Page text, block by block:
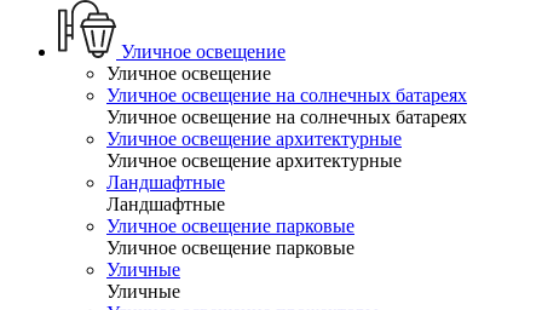
Уличное освещение
Уличное освещение
Уличное освещение на солнечных батареях
Уличное освещение на солнечных батареях
Уличное освещение архитектурные
Уличное освещение архитектурные
Ландшафтные
Ландшафтные
Уличное освещение парковые
Уличное освещение парковые
Уличные
Уличные